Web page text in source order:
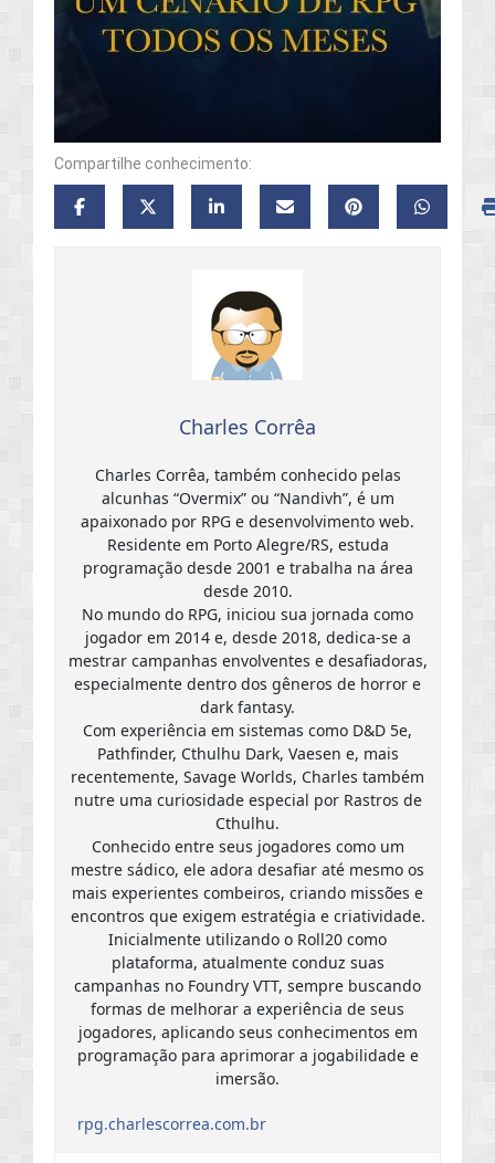
Compartilhe conhecimento:
Charles Corrêa
Charles Corrêa, também conhecido pelas
alcunhas “Overmix” ou “Nandivh”, é um
apaixonado por RPG e desenvolvimento web.
Residente em Porto Alegre/RS, estuda
programação desde 2001 e trabalha na área
desde 2010.
No mundo do RPG, iniciou sua jornada como
jogador em 2014 e, desde 2018, dedica-se a
mestrar campanhas envolventes e desafiadoras,
especialmente dentro dos gêneros de horror e
dark fantasy.
Com experiência em sistemas como D&D 5e,
Pathfinder, Cthulhu Dark, Vaesen e, mais
recentemente, Savage Worlds, Charles também
nutre uma curiosidade especial por Rastros de
Cthulhu.
Conhecido entre seus jogadores como um
mestre sádico, ele adora desafiar até mesmo os
mais experientes combeiros, criando missões e
encontros que exigem estratégia e criatividade.
Inicialmente utilizando o Roll20 como
plataforma, atualmente conduz suas
campanhas no Foundry VTT, sempre buscando
formas de melhorar a experiência de seus
jogadores, aplicando seus conhecimentos em
programação para aprimorar a jogabilidade e
imersão.
rpg.charlescorrea.com.br